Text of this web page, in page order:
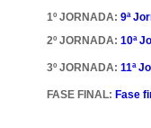
1º JORNADA: 9ª
2º JORNADA: 10ª
3º JORNADA: 11ª
FASE FINAL: Fase